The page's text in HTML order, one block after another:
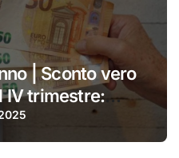
| Sconto vero
IV trimestre:
e come